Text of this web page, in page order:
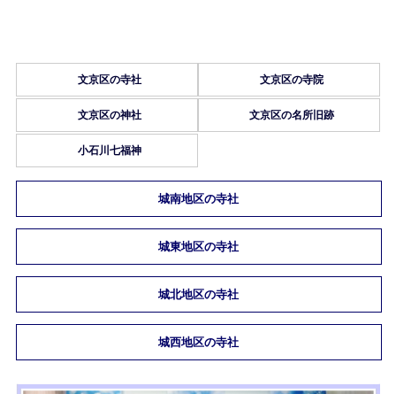
文京区の寺社 文京区の寺院
文京区の神社 文京区の名所旧跡
小石川七福神
城南地区の寺社
城東地区の寺社
城北地区の寺社
城西地区の寺社